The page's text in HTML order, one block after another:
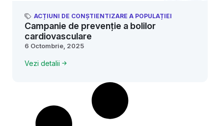
ACȚIUNI DE CONȘTIENTIZARE A POPULAȚIEI
Campanie de prevenție a bolilor
cardiovasculare
6 Octombrie, 2025
Vezi detalii